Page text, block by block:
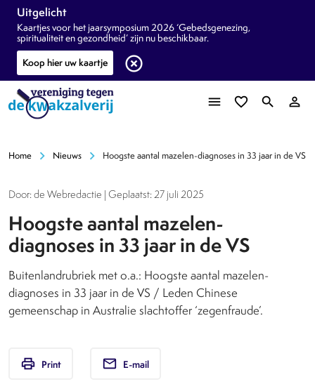
Uitgelicht
Kaartjes voor het jaarsymposium 2026 ‘Gebedsgenezing,
spiritualiteit en gezondheid’ zijn nu beschikbaar.
Koop hier uw kaartje
highlight_off
menu favorite_border search person_outline
Home chevron_right Nieuws chevron_right Hoogste aantal mazelen-diagnoses in 33 jaar in de VS
Door: de Webredactie | Geplaatst: 27 juli 2025
Hoogste aantal mazelen-
diagnoses in 33 jaar in de VS
Buitenlandrubriek met o.a.: Hoogste aantal mazelen-
diagnoses in 33 jaar in de VS / Leden Chinese
gemeenschap in Australie slachtoffer ‘zegenfraude’.
print Print email E-mail